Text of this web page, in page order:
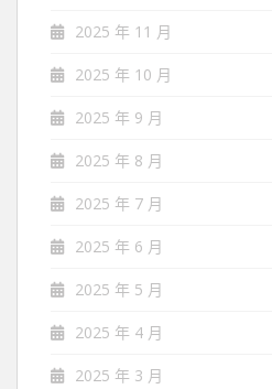
2025 年 11 月
2025 年 10 月
2025 年 9 月
2025 年 8 月
2025 年 7 月
2025 年 6 月
2025 年 5 月
2025 年 4 月
2025 年 3 月